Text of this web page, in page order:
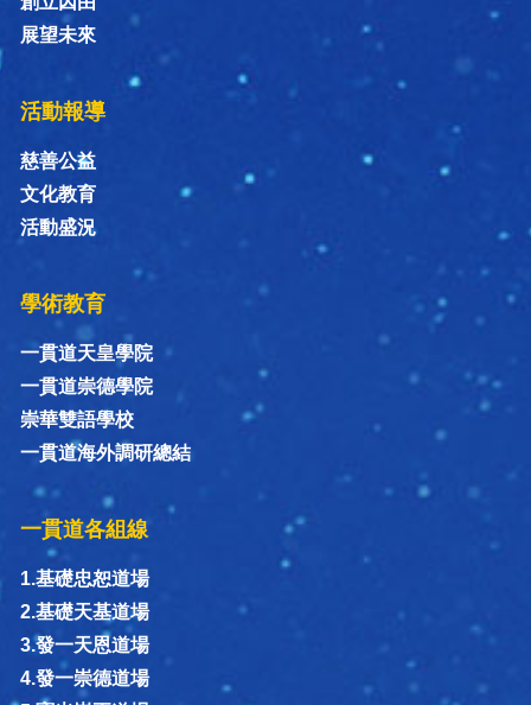
展望未來
活動報導
慈善公益
文化教育
活動盛況
學術教育
一貫道天皇學院
一貫道崇德學院
崇華雙語學校
一貫道海外調研總結
一貫道各組線
1.基礎忠恕道場
2.基礎天基道場
3.發一天恩道場
4.發一崇德道場